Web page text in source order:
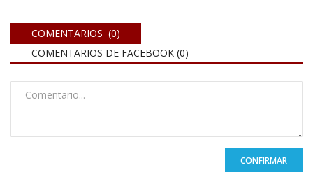
COMENTARIOS (0)
COMENTARIOS DE FACEBOOK (0)
CONFIRMAR